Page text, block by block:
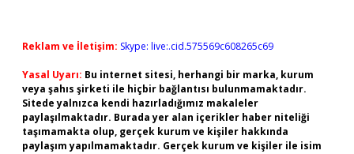
Reklam ve İletişim: Skype: live:.cid.575569c608265c69
Yasal Uyarı: Bu internet sitesi, herhangi bir marka, kurum
veya şahıs şirketi ile hiçbir bağlantısı bulunmamaktadır.
Sitede yalnızca kendi hazırladığımız makaleler
paylaşılmaktadır. Burada yer alan içerikler haber niteliği
taşımamakta olup, gerçek kurum ve kişiler hakkında
paylaşım yapılmamaktadır. Gerçek kurum ve kişiler ile isim